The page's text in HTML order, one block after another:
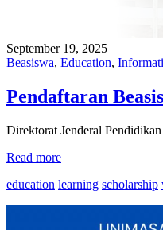
September 19, 2025
Beasiswa, Education,
Pendaftaran
Direktorat Jenderal
Read more
education learning scholarship